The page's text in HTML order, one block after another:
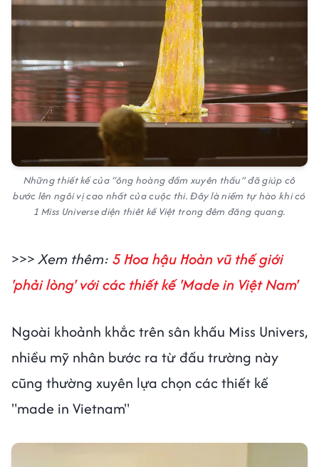
Những thiết kế của “ông hoàng đầm xuyên thấu” đã giúp cô
bước lên ngôi vị cao nhất của cuộc thi. Đây là niềm tự hào khi có
1 Miss Universe diện thiêt kế Việt trong đêm đăng quang.
>>>Xem thêm: 5 Hoa hậu Hoàn vũ thế giới
'phải lòng' với các thiết kế 'Made in Việt Nam'
Ngoài khoảnh khắc trên sân khấu Miss Univers,
nhiều mỹ nhân bước ra từ đấu trường này
cũng thường xuyên lựa chọn các thiết kế
"made in Vietnam"